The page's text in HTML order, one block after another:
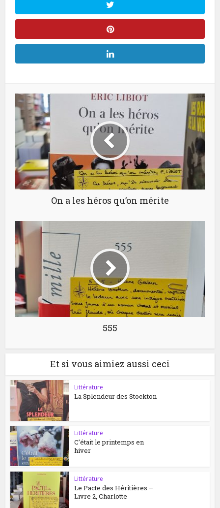
On a les héros qu’on mérite
555
Et si vous aimiez aussi ceci
Littérature
La Splendeur des Stockton
Littérature
C’était le printemps en
hiver
Littérature
Le Pacte des Héritières –
Livre 2, Charlotte